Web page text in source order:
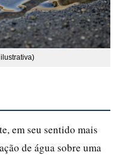
em seu sentido mais
de água sobre uma